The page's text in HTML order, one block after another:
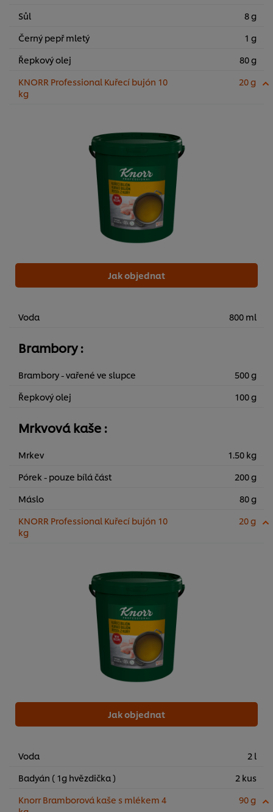
Sůl
8 g
Černý pepř mletý
1 g
Řepkový olej
80 g
KNORR Professional Kuřecí bujón 10
kg
20 g
Jak objednat
Voda 800 ml
Brambory :
Brambory - vařené ve slupce
500 g
Řepkový olej
100 g
Mrkvová kaše :
Mrkev
1.50 kg
Pórek - pouze bílá část
200 g
Máslo
80 g
KNORR Professional Kuřecí bujón 10
kg
20 g
Jak objednat
Voda
2 l
Badyán ( 1g hvězdička )
2 kus
Knorr Bramborová kaše s mlékem 4
90 g
Používáme soubory cookies (a podobné techniky),
webem. Soubory cookies Vám umožňují využívat některé